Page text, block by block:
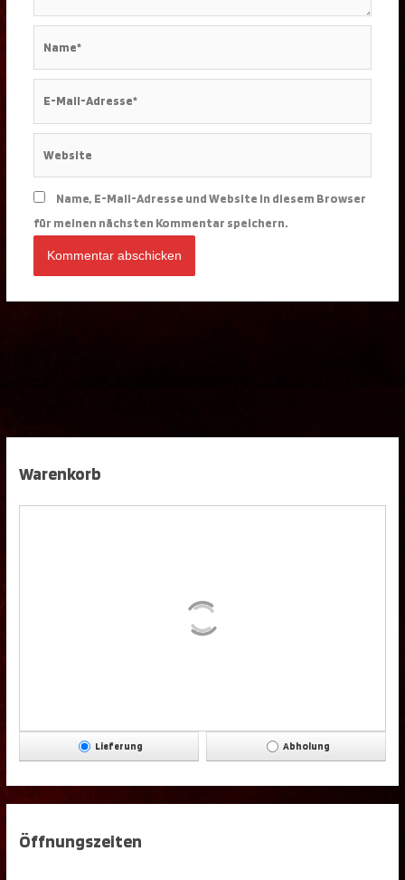
Adresse*
Name, E-Mail-Adresse und Website in diesem Browser
für meinen nächsten Kommentar speichern.
Warenkorb
Lieferung Abholung
Öffnungszeiten